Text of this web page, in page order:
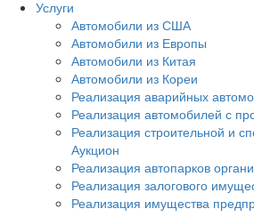
Услуги
Автомобили из США
Автомобили из Европы
Автомобили из Китая
Автомобили из Кореи
Реализация аварийных
Реализация автомобилей с
Реализация строительной и
Аукцион
Реализация автопарков
Реализация залогового
Реализация имущества